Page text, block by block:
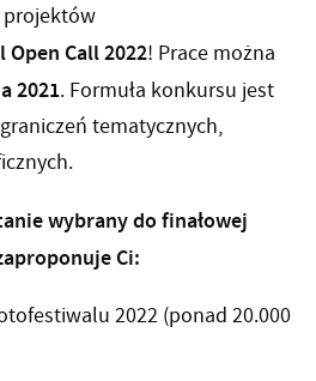
projektów
Call 2022! Prace można
2021. Formuła konkursu jest
tematycznych,
wybrany do finałowej
Ci:
2022 (ponad 20.000